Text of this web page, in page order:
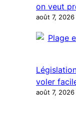
on veut
août 7, 2026
voler
août 7, 2026